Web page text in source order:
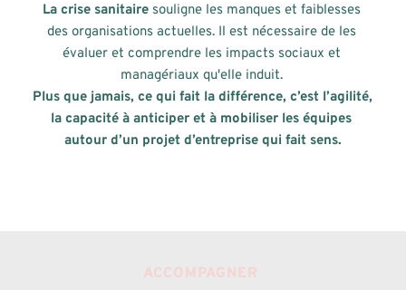
La crise sanitaire souligne les manques et faiblesses
des organisations actuelles. Il est nécessaire de les
évaluer et comprendre les impacts sociaux et
managériaux qu'elle induit.
Plus que jamais, ce qui fait la différence, c’est l’agilité,
la capacité à anticiper et à mobiliser les équipes
autour d’un projet d’entreprise qui fait sens.
ACCOMPAGNER